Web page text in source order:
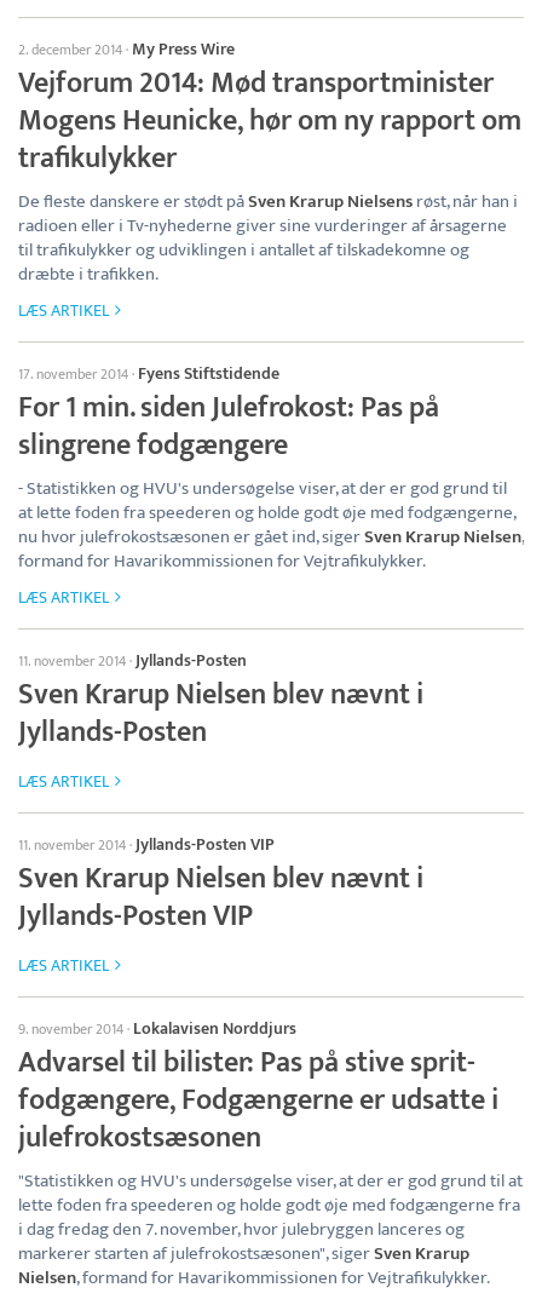
2. december 2014· My Press Wire
Vejforum 2014: Mød transportminister
Mogens Heunicke, hør om ny rapport om
trafikulykker
De fleste danskere er stødt påSven Krarup Nielsensrøst, når han i
radioen eller i Tv-nyhederne giver sine vurderinger af årsagerne
til trafikulykker og udviklingen i antallet af tilskadekomne og
dræbte i trafikken.
LÆS ARTIKEL
17. november 2014· Fyens Stiftstidende
For 1 min. siden Julefrokost: Pas på
slingrene fodgængere
- Statistikken og HVU's undersøgelse viser, at der er god grund til
at lette foden fra speederen og holde godt øje med fodgængerne,
nu hvor julefrokostsæsonen er gået ind, sigerSven Krarup Nielsen,
formand for Havarikommissionen for Vejtrafikulykker.
LÆS ARTIKEL
11. november 2014·Jyllands-Posten
Sven Krarup Nielsen blev nævnt i
Jyllands-Posten
LÆS ARTIKEL
11. november 2014·Jyllands-Posten VIP
Sven Krarup Nielsen blev nævnt i
Jyllands-Posten VIP
LÆS ARTIKEL
9. november 2014· Lokalavisen Norddjurs
Advarsel til bilister: Pas på stive sprit-
fodgængere, Fodgængerne er udsatte i
julefrokostsæsonen
"Statistikken og HVU's undersøgelse viser, at der er god grund til at
lette foden fra speederen og holde godt øje med fodgængerne fra
i dag fredag den 7. november, hvor julebryggen lanceres og
markerer starten af julefrokostsæsonen", sigerSven Krarup
Nielsen, formand for Havarikommissionen for Vejtrafikulykker.